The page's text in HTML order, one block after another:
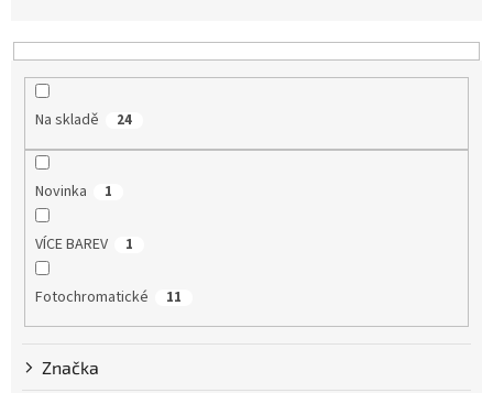
Výprodej
Sleva
pro
věrné
Značky
(CZK)
Přihlášení
p
Na skladě 24
Novinka 1
VÍCE BAREV 1
Fotochromatické 11
Značka